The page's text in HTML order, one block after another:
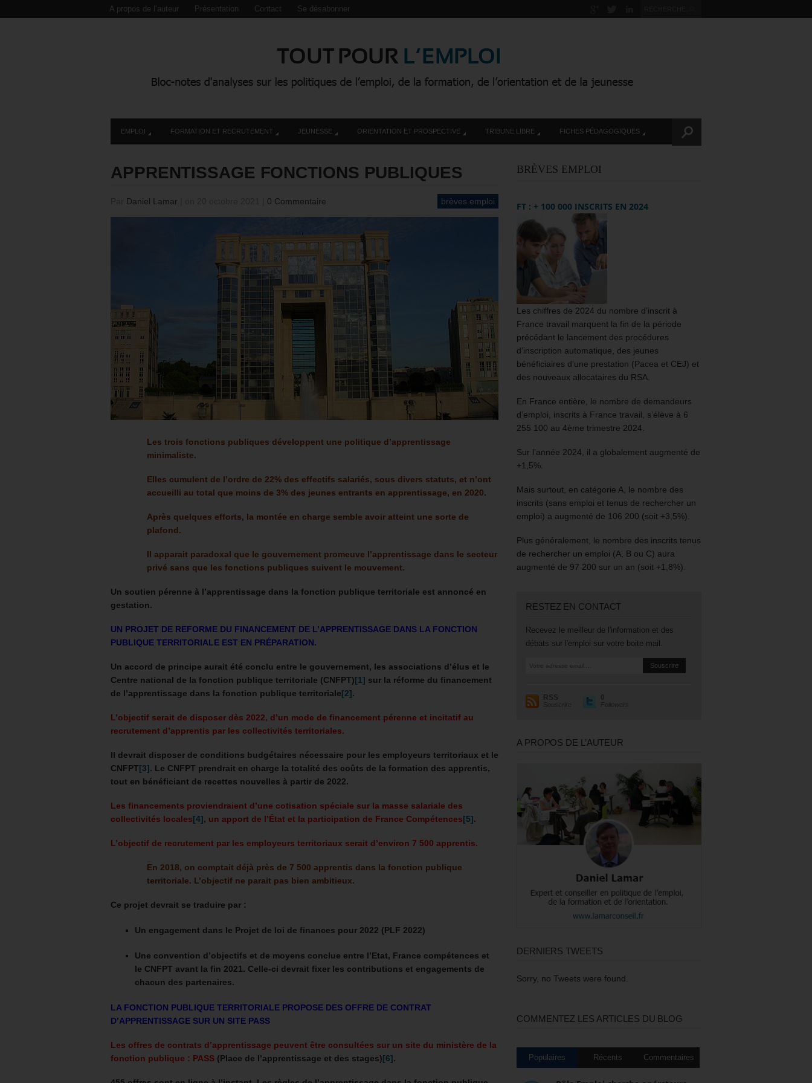
A propos de l’auteur Présentation Contact Se désabonner
EMPLOI FORMATION ET RECRUTEMENT JEUNESSE ORIENTATION ET PROSPECTIVE TRIBUNE LIBRE FICHES PÉDAGOGIQUES
APPRENTISSAGE FONCTIONS PUBLIQUES
Daniel Lamar 0 Commentaire brèves emploi
Les trois fonctions publiques développent une politique d’apprentissage
minimaliste.
Elles cumulent de l’ordre de 22% des effectifs salariés, sous divers statuts, et n’ont
accueilli au total que moins de 3% des jeunes entrants en apprentissage, en 2020.
Après quelques efforts, la montée en charge semble avoir atteint une sorte de
plafond.
Il apparait paradoxal que le gouvernement promeuve l’apprentissage dans le secteur
privé sans que les fonctions publiques suivent le mouvement.
Un soutien pérenne à l’apprentissage dans la fonction publique territoriale est annoncé en
gestation.
UN PROJET DE REFORME DU FINANCEMENT DE L’APPRENTISSAGE DANS LA FONCTION
PUBLIQUE TERRITORIALE EST EN PRÉPARATION.
Un accord de principe aurait été conclu entre le gouvernement, les associations d’élus et le
Centre national de la fonction publique territoriale (CNFPT)[1] sur la réforme du financement
de l’apprentissage dans la fonction publique territoriale[2].
L’objectif serait de disposer dès 2022, d’un mode de financement pérenne et incitatif au
recrutement d’apprentis par les collectivités territoriales.
Il devrait disposer de conditions budgétaires nécessaire pour les employeurs territoriaux et le
CNFPT[3]. Le CNFPT prendrait en charge la totalité des coûts de la formation des apprentis,
tout en bénéficiant de recettes nouvelles à partir de 2022.
Les financements proviendraient d’une cotisation spéciale sur la masse salariale des
collectivités locales[4], un apport de l’État et la participation de France Compétences[5].
L’objectif de recrutement par les employeurs territoriaux serait d’environ 7 500 apprentis.
En 2018, on comptait déjà près de 7 500 apprentis dans la fonction publique
territoriale. L’objectif ne parait pas bien ambitieux.
Ce projet devrait se traduire par :
Un engagement dans le Projet de loi de finances pour 2022 (PLF 2022)
Une convention d’objectifs et de moyens conclue entre l’Etat, France compétences et
le CNFPT avant la fin 2021. Celle-ci devrait fixer les contributions et engagements de
chacun des partenaires.
LA FONCTION PUBLIQUE TERRITORIALE PROPOSE DES OFFRE DE CONTRAT
D’APPRENTISSAGE SUR UN SITE PASS
Les offres de contrats d’apprentissage peuvent être consultées sur un site du ministère de la
fonction publique : PASS (Place de l’apprentissage et des stages)[6].
BRÈVES EMPLOI
FT : + 100 000 INSCRITS EN 2024
Les chiffres de 2024 du nombre d’inscrit à
France travail marquent la fin de la période
précédant le lancement des procédures
d’inscription automatique, des jeunes
bénéficiaires d’une prestation (Pacea et CEJ) et
des nouveaux allocataires du RSA.
En France entière, le nombre de demandeurs
d’emploi, inscrits à France travail, s’élève à 6
255 100 au 4ème trimestre 2024.
Sur l’année 2024, il a globalement augmenté de
+1,5%.
Mais surtout, en catégorie A, le nombre des
inscrits (sans emploi et tenus de rechercher un
emploi) a augmenté de 106 200 (soit +3,5%).
Plus généralement, le nombre des inscrits tenus
de rechercher un emploi (A, B ou C) aura
augmenté de 97 200 sur un an (soit +1,8%).
RESTEZ EN CONTACT
Recevez le meilleur de l'information et des
débats sur l'emploi sur votre boite mail.
RSS
Souscrire
0
Followers
A PROPOS DE L’AUTEUR
DERNIERS TWEETS
Sorry, no Tweets were found.
COMMENTEZ LES ARTICLES DU BLOG
Populaires Récents Commentaires